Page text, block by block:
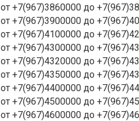
от +7(967)3860000 до
от +7(967)3900000 до
от +7(967)4100000 до
от +7(967)4300000 до
от +7(967)4320000 до
от +7(967)4350000 до
от +7(967)4400000 до
от +7(967)4500000 до
от +7(967)4600000 до